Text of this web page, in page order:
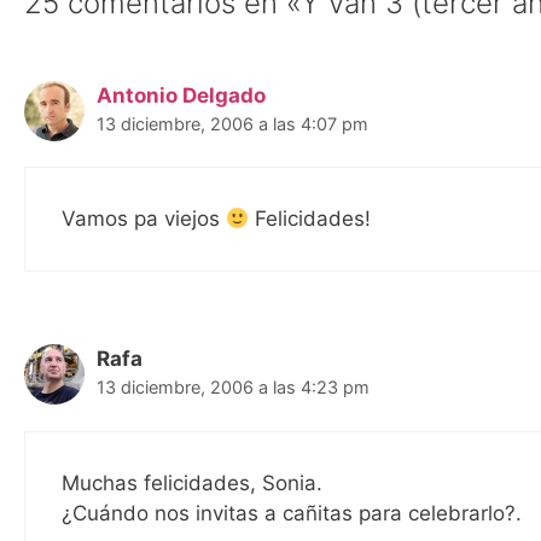
Antonio Delgado
13 diciembre, 2006 a las 4:07 pm
Vamos pa viejos Felicidades!
Rafa
13 diciembre, 2006 a las 4:23 pm
Muchas felicidades, Sonia.
¿Cuándo nos invitas a cañitas para celebrarlo?.